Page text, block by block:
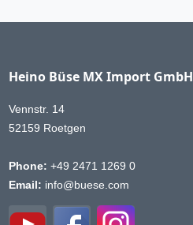
Heino Büse MX Import GmbH
Vennstr. 14
52159 Roetgen
Phone: +49 2471 1269 0
Email: info@buese.com